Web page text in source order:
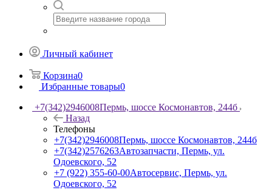
Личный кабинет
Корзина0
Избранные товары0
+7(342)2946008Пермь, шоссе Космонавтов, 244б
Назад
Телефоны
+7(342)2946008Пермь, шоссе Космонавтов, 244б
+7(342)2576263Автозапчасти, Пермь, ул.
Одоевского, 52
+7 (922) 355-60-00Автосервис, Пермь, ул.
Одоевского, 52